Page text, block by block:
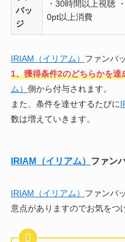
バッ
ジ
・30時間以上視聴
0pt以上消費
IRIAM（イリアム） ファンバ
1、獲得条件2のどちらかを達
ム） 側から付与されます。
また、条件を達せするたびに
数は増えていきます。
IRIAM（イリアム） ファン
IRIAM（イリアム） ファンバ
意点がありますのでお気をつ